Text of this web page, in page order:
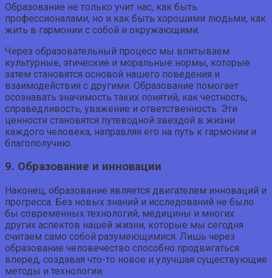
Образование не только учит нас, как быть
профессионалами, но и как быть хорошими людьми, как
жить в гармонии с собой и окружающими.
Через образовательный процесс мы впитываем
культурные, этические и моральные нормы, которые
затем становятся основой нашего поведения и
взаимодействия с другими. Образование помогает
осознавать значимость таких понятий, как честность,
справедливость, уважение и ответственность. Эти
ценности становятся путеводной звездой в жизни
каждого человека, направляя его на путь к гармонии и
благополучию.
9. Образование и инновации
Наконец, образование является двигателем инноваций и
прогресса. Без новых знаний и исследований не было
бы современных технологий, медицины и многих
других аспектов нашей жизни, которые мы сегодня
считаем само собой разумеющимися. Лишь через
образование человечество способно продвигаться
вперед, создавая что-то новое и улучшая существующие
методы и технологии.